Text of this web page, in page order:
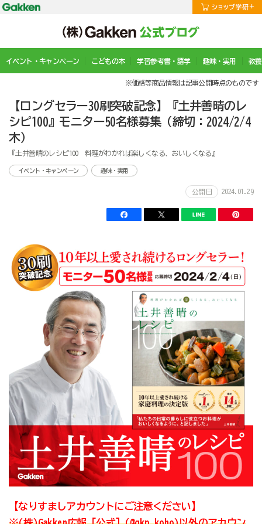
イベント・キャンペーン こどもの本 学習参考書・語学 趣味・実用 教
※価格等商品情報は記事公開時点のものです
【ロングセラー30刷突破記念】『土井善晴のレ
シピ100』モニター50名様募集（締切：2024/2/4
木）
『土井善晴のレシピ100 料理がわかれば楽しくなる、おいしくなる』
イベント・キャンペーン 趣味・実用
公開日 2024.01.29
【なりすましアカウントにご注意ください】